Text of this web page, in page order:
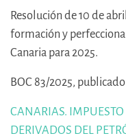
Resolución de 10 de
formación y
Canaria para 2025.
BOC 83/2025,
CANARIAS. IMPUESTO
DERIVADOS DEL